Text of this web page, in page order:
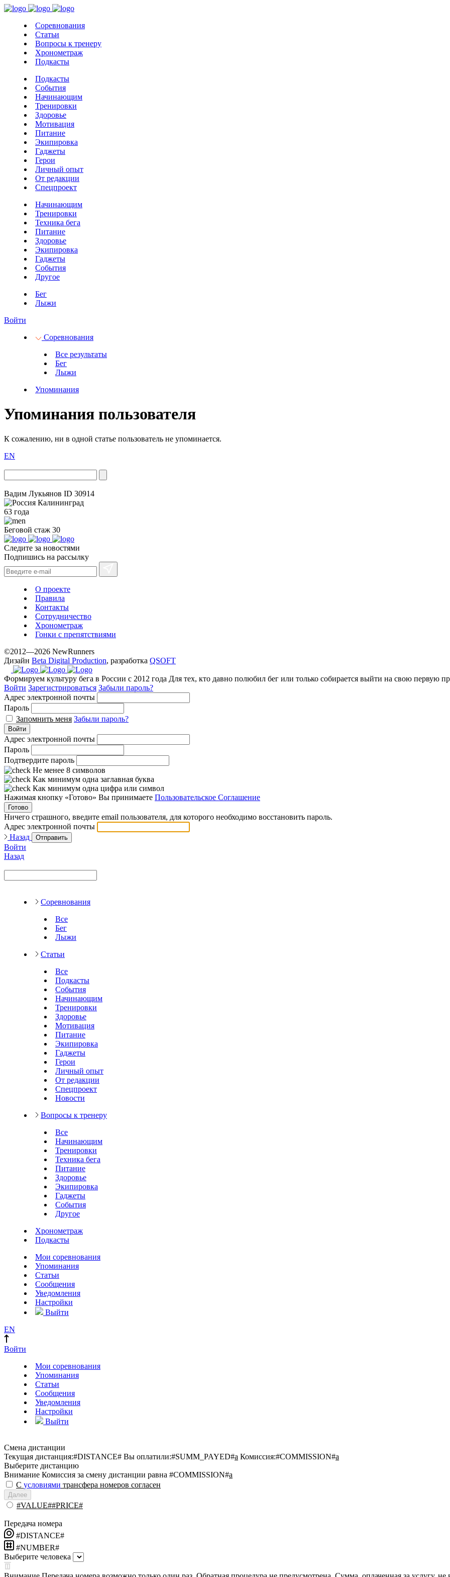
Соревнования
Статьи
Вопросы к тренеру
Хронометраж
Подкасты
Подкасты
События
Начинающим
Тренировки
Здоровье
Мотивация
Питание
Экипировка
Гаджеты
Герои
Личный опыт
От редакции
Спецпроект
Начинающим
Тренировки
Техника бега
Питание
Здоровье
Экипировка
Гаджеты
События
Другое
Бег
Лыжи
Войти
Соревнования
Все результаты
Бег
Лыжи
Упоминания
Упоминания пользователя
К сожалению, ни в одной статье пользователь не упоминается.
EN
Вадим Лукьянов ID 30914
Калининград
63 года
Беговой стаж 30
Следите за новостями
Подпишись на рассылку
О проекте
Правила
Контакты
Сотрудничество
Хронометраж
Гонки с препятствиями
©2012—2026 NewRunners
Дизайн Beta Digital Production, разработка QSOFT
Формируем культуру бега в России с 2012 года Для тех, кто давно полюбил бег или только собирается выйти на свою первую
Войти Зарегистрироваться Забыли пароль?
Адрес электронной почты
Пароль
Запомнить меня Забыли пароль?
Войти
Адрес электронной почты
Пароль
Подтвердите пароль
Не менее 8 символов
Как минимум одна заглавная буква
Как минимум одна цифра или символ
Нажимая кнопку «Готово» Вы принимаете Пользовательское Соглашение
Готово
Ничего страшного, введите email пользователя, для которого необходимо восстановить пароль.
Адрес электронной почты
Назад
Отправить
Войти
Назад
Соревнования
Все
Бег
Лыжи
Статьи
Все
Подкасты
События
Начинающим
Тренировки
Здоровье
Мотивация
Питание
Экипировка
Гаджеты
Герои
Личный опыт
От редакции
Спецпроект
Новости
Вопросы к тренеру
Все
Начинающим
Тренировки
Техника бега
Питание
Здоровье
Экипировка
Гаджеты
События
Другое
Хронометраж
Подкасты
Мои соревнования
Упоминания
Статьи
Сообщения
Уведомления
Настройки
Выйти
EN
Войти
Мои соревнования
Упоминания
Статьи
Сообщения
Уведомления
Настройки
Выйти
Смена дистанции
Текущая дистанция:#DISTANCE# Вы оплатили:#SUMM_PAYED#a Комиссия:#COMMISSION#a
Выберите дистанцию
Внимание Комиссия за смену дистанции равна #COMMISSION#a
С условиями трансфера номеров согласен
Далее
#VALUE##PRICE#
Передача номера
#DISTANCE#
#NUMBER#
Выберите человека